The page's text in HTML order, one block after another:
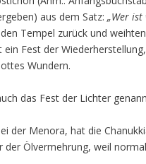
aus dem Satz: „Wer ist
Tempel zurück und
ein Fest der
Wundern.
das Fest der Lichter
der Menora, hat die
der Ölvermehrung, weil